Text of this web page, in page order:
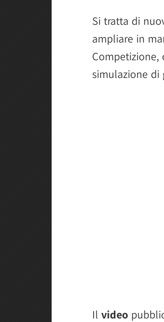
Si tratta di
ampliare in
simulazione di
Il video